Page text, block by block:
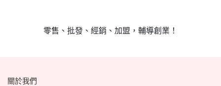
零售、批發、經銷、加盟，輔導創業！
關於我們